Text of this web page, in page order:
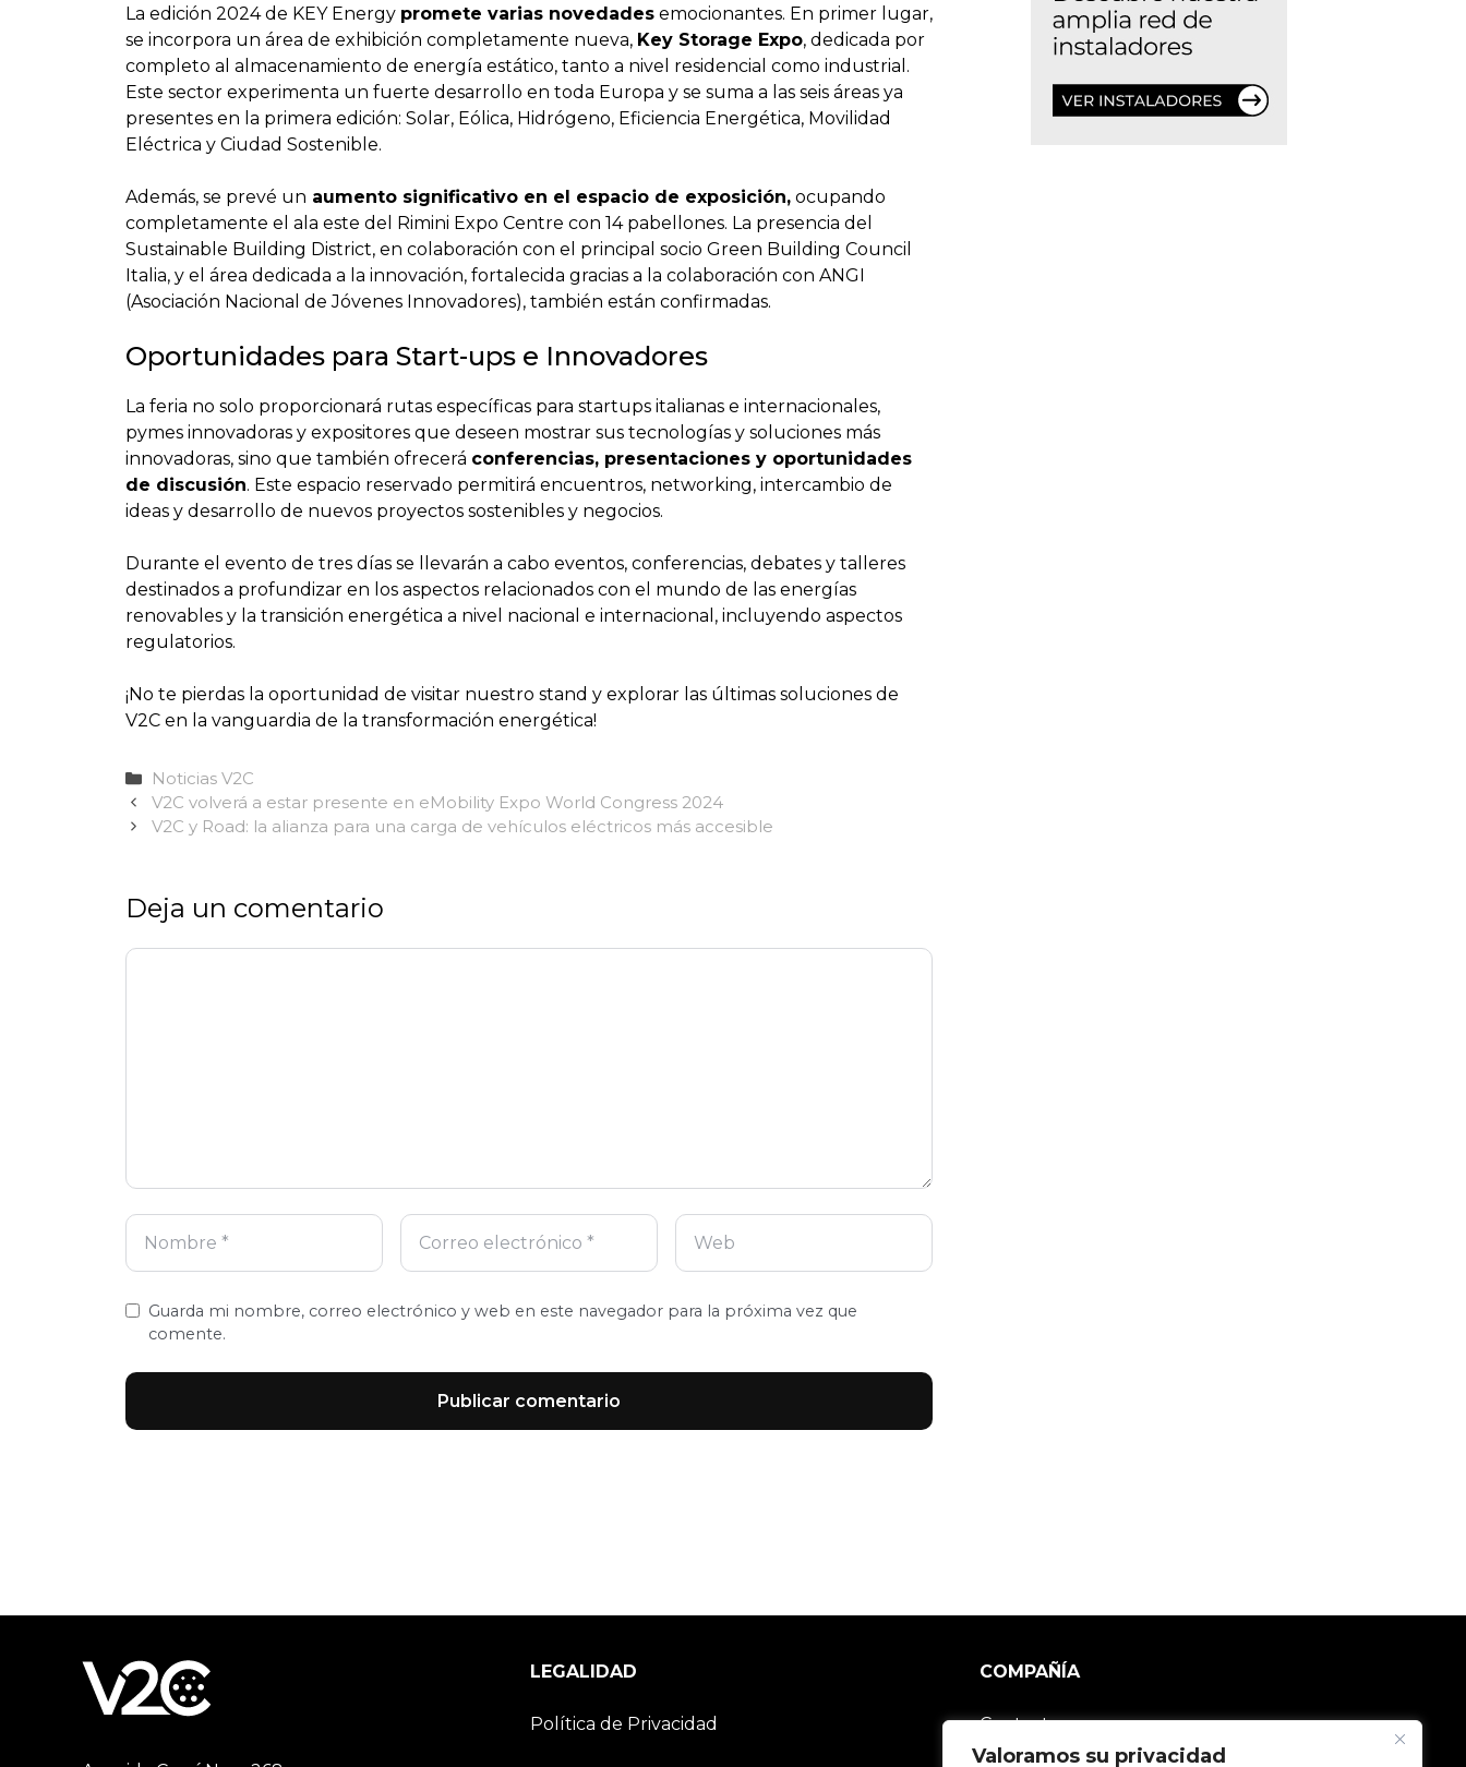
Valoramos su privacidad
La edición 2024 de KEY Energy promete varias novedadesemocionantes. En primer lugar,
se incorpora un área de exhibición completamente nueva, Key Storage Expo, dedicada por
completo al almacenamiento de energía estático, tanto a nivel residencial como industrial.
Este sector experimenta un fuerte desarrollo en toda Europa y se suma a las seis áreas ya
presentes en la primera edición: Solar, Eólica, Hidrógeno, Eficiencia Energética, Movilidad
Eléctrica y Ciudad Sostenible.
Además, se prevé un aumento significativo en el espacio de exposición,ocupando
completamente el ala este del Rimini Expo Centre con 14 pabellones. La presencia del
Sustainable Building District, en colaboración con el principal socio Green Building Council
Italia, y el área dedicada a la innovación, fortalecida gracias a la colaboración con ANGI
(Asociación Nacional de Jóvenes Innovadores), también están confirmadas.
Oportunidades para Start-ups e Innovadores
La feria no solo proporcionará rutas específicas para startups italianas e internacionales,
pymes innovadoras y expositores que deseen mostrar sus tecnologías y soluciones más
innovadoras, sino que también ofrecerá conferencias, presentaciones y oportunidades
de discusión. Este espacio reservado permitirá encuentros, networking, intercambio de
ideas y desarrollo de nuevos proyectos sostenibles y negocios.
Durante el evento de tres días se llevarán a cabo eventos, conferencias, debates y talleres
destinados a profundizar en los aspectos relacionados con el mundo de las energías
renovables y la transición energética a nivel nacional e internacional, incluyendo aspectos
regulatorios.
¡No te pierdas la oportunidad de visitar nuestro stand y explorar las últimas soluciones de
V2C en la vanguardia de la transformación energética!
Categorías
Noticias V2C
V2C volverá a estar presente en eMobility Expo World Congress 2024
V2C y Road: la alianza para una carga de vehículos eléctricos más accesible
Deja un comentario
Comentario
Nombre
Correo
Web
Guarda mi nombre, correo electrónico y web en este navegador para la próxima vez que
comente.
LEGALIDAD
Política de Privacidad
COMPAÑÍA
Contacto